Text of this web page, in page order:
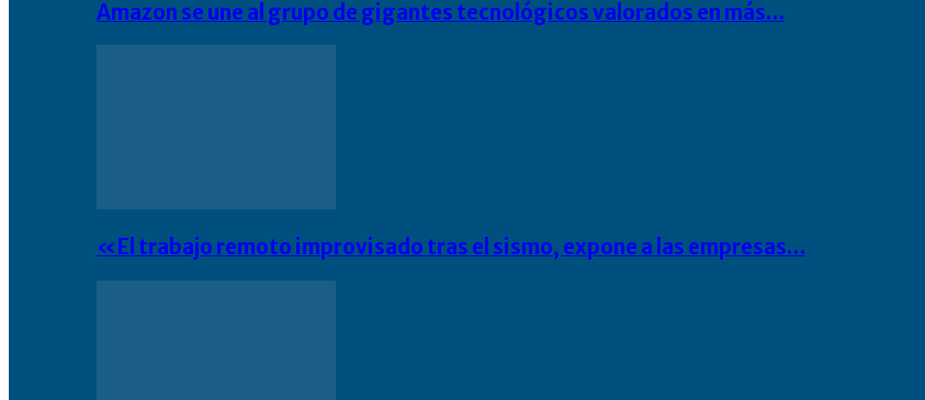
Amazon se une al grupo de gigantes tecnológicos valorados en más…
«El trabajo remoto improvisado tras el sismo, expone a las empresas…